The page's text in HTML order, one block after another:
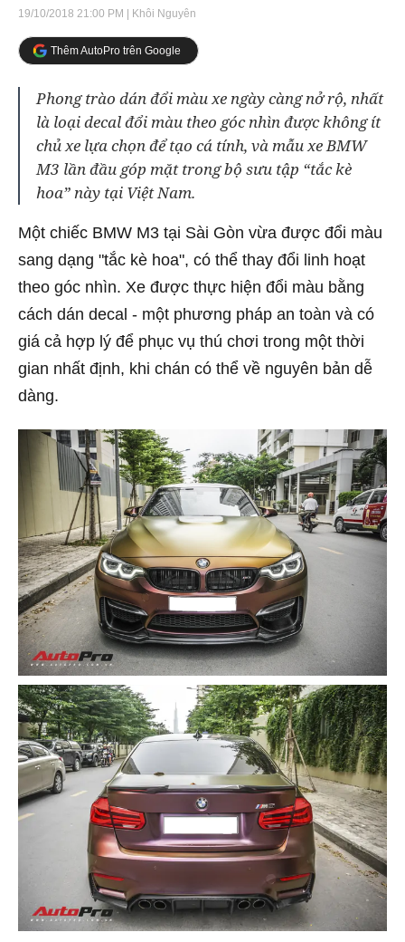
19/10/2018 21:00 PM | Khôi Nguyên
Thêm AutoPro trên Google
Phong trào dán đổi màu xe ngày càng nở rộ, nhất
là loại decal đổi màu theo góc nhìn được không ít
chủ xe lựa chọn để tạo cá tính, và mẫu xe BMW
M3 lần đầu góp mặt trong bộ sưu tập “tắc kè
hoa” này tại Việt Nam.
Một chiếc BMW M3 tại Sài Gòn vừa được đổi màu
sang dạng "tắc kè hoa", có thể thay đổi linh hoạt
theo góc nhìn. Xe được thực hiện đổi màu bằng
cách dán decal - một phương pháp an toàn và có
giá cả hợp lý để phục vụ thú chơi trong một thời
gian nhất định, khi chán có thể về nguyên bản dễ
dàng.